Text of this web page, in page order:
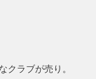
クラブが売り。